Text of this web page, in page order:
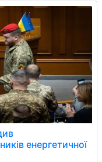
енергетичної